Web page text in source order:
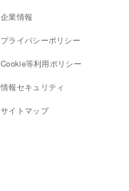
企業情報
プライバシーポリシー
Cookie等利用ポリシー
情報セキュリティ
サイトマップ